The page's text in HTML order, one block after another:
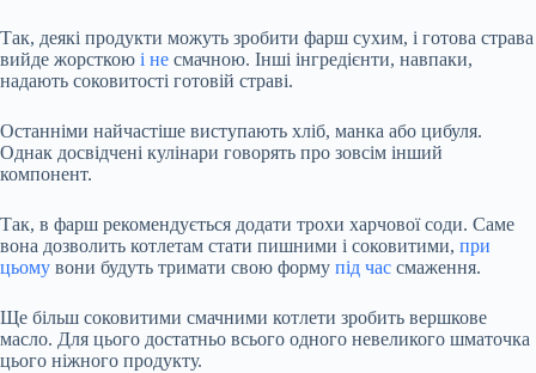
Так, деякі продукти можуть зробити фарш сухим, і готова страва
вийде жорсткою і не смачною. Інші інгредієнти, навпаки,
надають соковитості готовій страві.
Останніми найчастіше виступають хліб, манка або цибуля.
Однак досвідчені кулінари говорять про зовсім інший
компонент.
Так, в фарш рекомендується додати трохи харчової соди. Саме
вона дозволить котлетам стати пишними і соковитими, при
цьому вони будуть тримати свою форму під час смаження.
Ще більш соковитими смачними котлети зробить вершкове
масло. Для цього достатньо всього одного невеликого шматочка
цього ніжного продукту.